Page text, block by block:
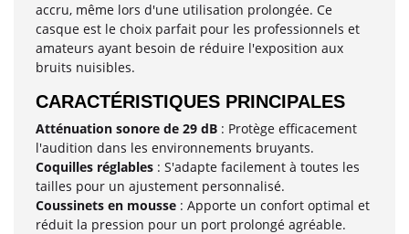
accru, même lors d'une utilisation prolongée. Ce
casque est le choix parfait pour les professionnels et
amateurs ayant besoin de réduire l'exposition aux
bruits nuisibles.
CARACTÉRISTIQUES PRINCIPALES
Atténuation sonore de 29 dB : Protège efficacement
l'audition dans les environnements bruyants.
Coquilles réglables : S'adapte facilement à toutes les
tailles pour un ajustement personnalisé.
Coussinets en mousse : Apporte un confort optimal et
réduit la pression pour un port prolongé agréable.